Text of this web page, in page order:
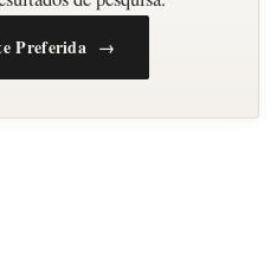
Preferida →